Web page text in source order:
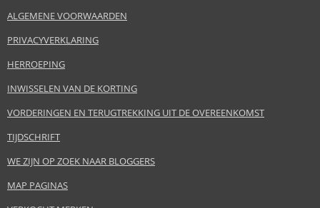
ALGEMENE VOORWAARDEN
PRIVACYVERKLARING
HERROEPING
INWISSELEN VAN DE KORTING
VORDERINGEN EN TERUGTREKKING UIT DE OVEREENKOMST
TIJDSCHRIFT
WE ZIJN OP ZOEK NAAR BLOGGERS
MAP PAGINAS